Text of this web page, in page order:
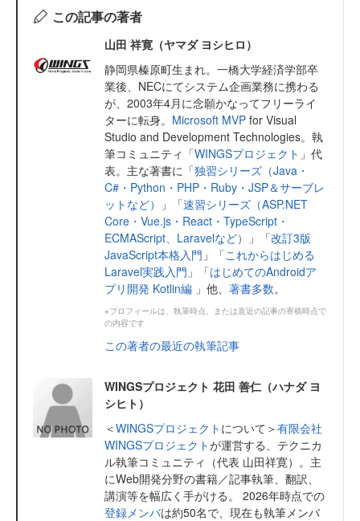
この記事の著者
山田 祥寛（ヤマダ ヨシヒロ）
静岡県榛原町生まれ。一橋大学経済学部卒
業後、NECにてシステム企画業務に携わる
が、2003年4月に念願かなってフリーライ
ターに転身。 Microsoft MVP for Visual
Studio and Development Technologies。執
筆コミュニティ「WINGSプロジェクト 」代
表。主な著書に「独習シリーズ（Java・
C#・Python・PHP・Ruby・JSP＆サーブレ
ットなど）
」「速習シリーズ（ASP.NET
Core・Vue.js・React・TypeScript・
ECMAScript、Laravelなど）
」「改訂3版
JavaScript本格入門 」「これからはじめる
Laravel実践入門 」「はじめてのAndroidア
プリ開発 Kotlin編 」他、 著書多数。
※プロフィールは、執筆時点、または直近の記事の寄稿時点で
の内容です
この著者の最近の執筆記事
WINGSプロジェクト 花田 善仁（ハナダ ヨ
シヒト）
＜WINGSプロジェクト について＞有限会社
WINGSプロジェクトが運営する、テクニカ
ル執筆コミュニティ（代表 山田祥寛）。主
にWeb開発分野の書籍／記事執筆、翻訳、
講演等を幅広く手がける。 2026年時点での
登録メンバは約50名で、現在も執筆メンバ